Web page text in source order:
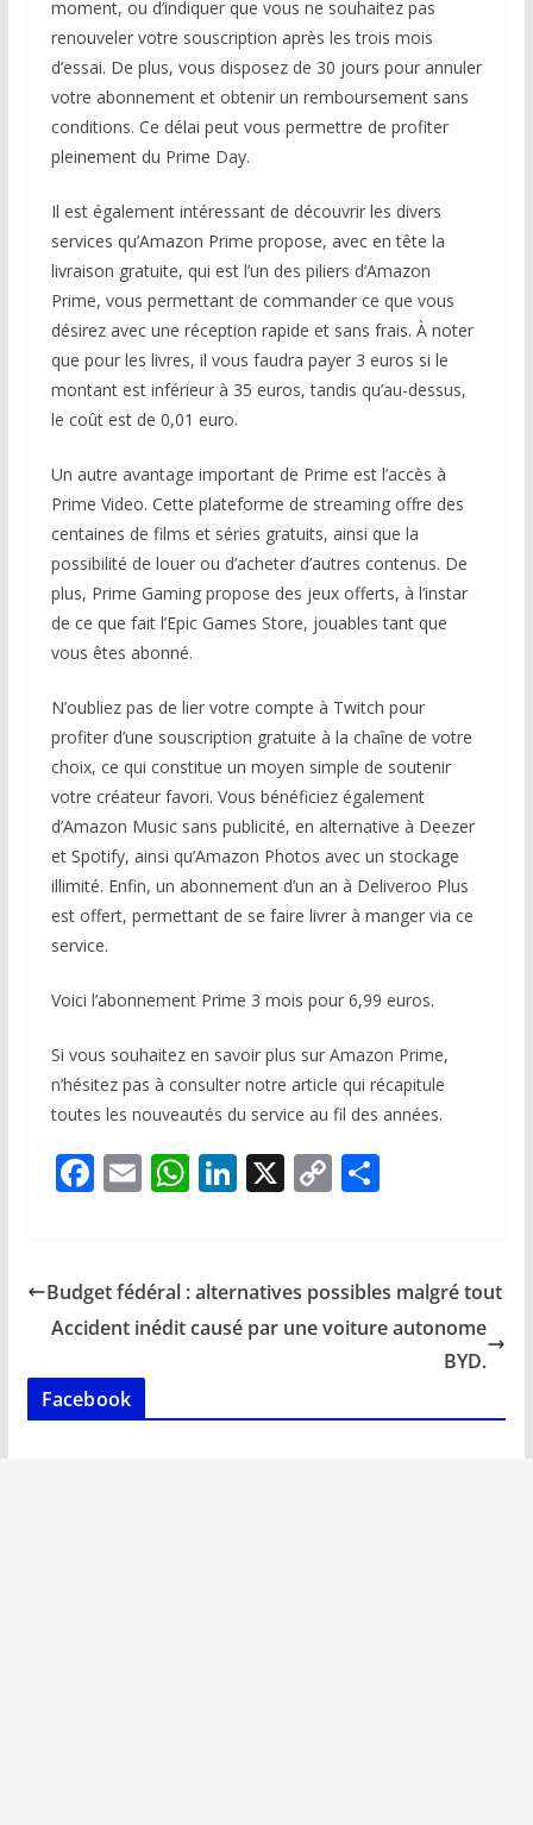
moment, ou d’indiquer que vous ne souhaitez pas
renouveler votre souscription après les trois mois
d’essai. De plus, vous disposez de 30 jours pour annuler
votre abonnement et obtenir un remboursement sans
conditions. Ce délai peut vous permettre de profiter
pleinement du Prime Day.
Il est également intéressant de découvrir les divers
services qu’Amazon Prime propose, avec en tête la
livraison gratuite, qui est l’un des piliers d’Amazon
Prime, vous permettant de commander ce que vous
désirez avec une réception rapide et sans frais. À noter
que pour les livres, il vous faudra payer 3 euros si le
montant est inférieur à 35 euros, tandis qu’au-dessus,
le coût est de 0,01 euro.
Un autre avantage important de Prime est l’accès à
Prime Video. Cette plateforme de streaming offre des
centaines de films et séries gratuits, ainsi que la
possibilité de louer ou d’acheter d’autres contenus. De
plus, Prime Gaming propose des jeux offerts, à l’instar
de ce que fait l’Epic Games Store, jouables tant que
vous êtes abonné.
N’oubliez pas de lier votre compte à Twitch pour
profiter d’une souscription gratuite à la chaîne de votre
choix, ce qui constitue un moyen simple de soutenir
votre créateur favori. Vous bénéficiez également
d’Amazon Music sans publicité, en alternative à Deezer
et Spotify, ainsi qu’Amazon Photos avec un stockage
illimité. Enfin, un abonnement d’un an à Deliveroo Plus
est offert, permettant de se faire livrer à manger via ce
service.
Voici l’abonnement Prime 3 mois pour 6,99 euros.
Si vous souhaitez en savoir plus sur Amazon Prime,
n’hésitez pas à consulter notre article qui récapitule
toutes les nouveautés du service au fil des années.
F
b
o
k
E
l
W
s
A
Li
e
dI
X C
y
Li
P
g
er
Budget fédéral : alternatives possibles malgré tout
Accident inédit causé par une voiture autonome
BYD.
Facebook